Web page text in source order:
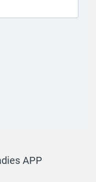
APP